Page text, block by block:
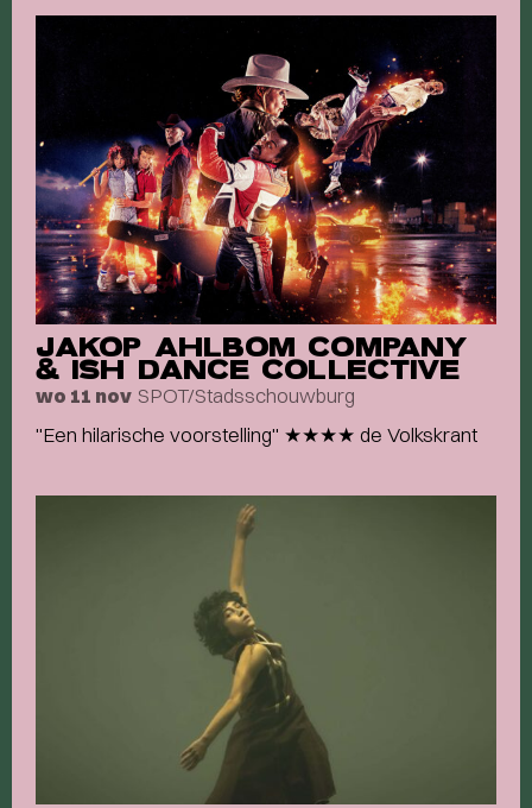
JAKOP AHLBOM COMPANY
& ISH DANCE COLLECTIVE
wo 11 nov SPOT/Stadsschouwburg
"Een hilarische voorstelling" ★★★★ de Volkskrant